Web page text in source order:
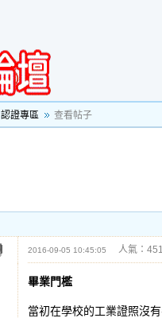
認證專區 查看帖子
2016-09-05 10:45:05 人氣：
畢業門檻
當初在學校的工業證照沒